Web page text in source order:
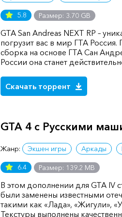
5.8 Размер: 3.70 GB
GTA San Andreas NEXT RP –
погрузит вас в мир ГТА
сборка на основе ГТА Сан
России она станет
Скачать торрент
GTA 4 с Русскими
Жанр: Экшен игры Аркады
6.4 Размер: 139.2 MB
В этом дополнении для GTA IV
были заменены известными
такими как «Лада», «Жигули»,
Текстуры выполнены